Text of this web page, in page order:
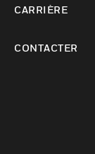
CARRIÈRE
CONTACTER